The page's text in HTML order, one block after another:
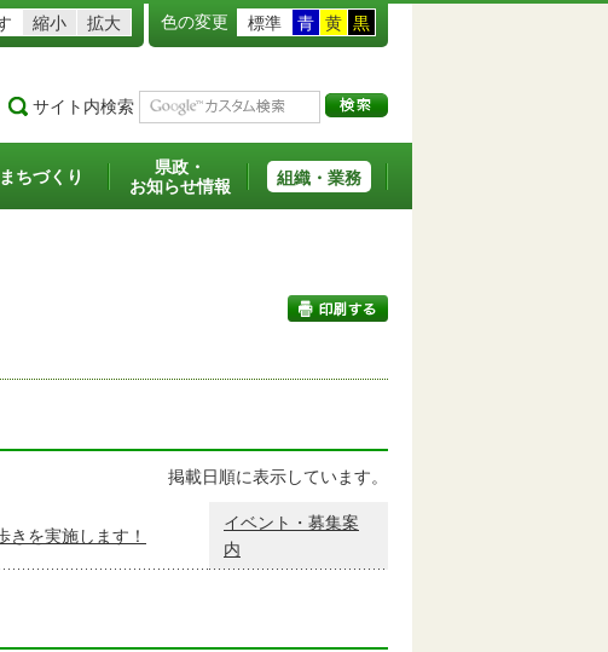
縮小 拡大 色の変更 標準 青 黄 黒
サイト内検索
まちづくり
県政・
お知らせ情報
組織・業務
掲載日順に表示しています。
きを実施します！
イベント・募集案
内